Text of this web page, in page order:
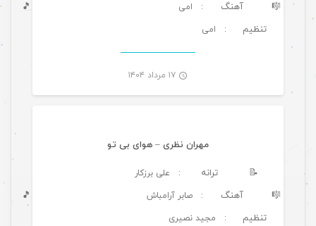
🎼 آهنگ : امی
🎵
تنظیم
: امی
۱۷ مرداد ۱۴۰۴
مهران نظری – هوای بی تو
📝 ترانه : علی برزکار
🎼 آهنگ : صابر آرامباش
🎵
تنظیم
: مجید نصیری